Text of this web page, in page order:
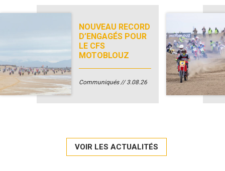
NOUVEAU RECORD
D’ENGAGÉS POUR
LE CFS
MOTOBLOUZ
Communiqués 3.08.26
VOIR LES ACTUALITÉS